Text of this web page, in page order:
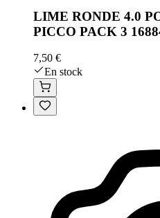
LIME RONDE 4.0
PICCO PACK 3
7,50 €
En stock